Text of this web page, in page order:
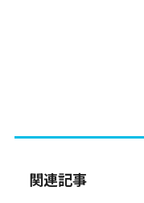
関連記事